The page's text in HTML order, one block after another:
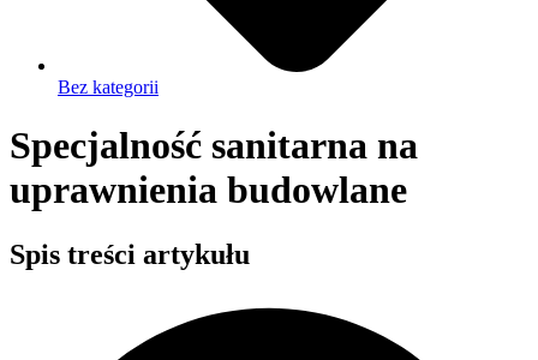
Bez kategorii
Specjalność sanitarna na
uprawnienia budowlane
Spis treści artykułu